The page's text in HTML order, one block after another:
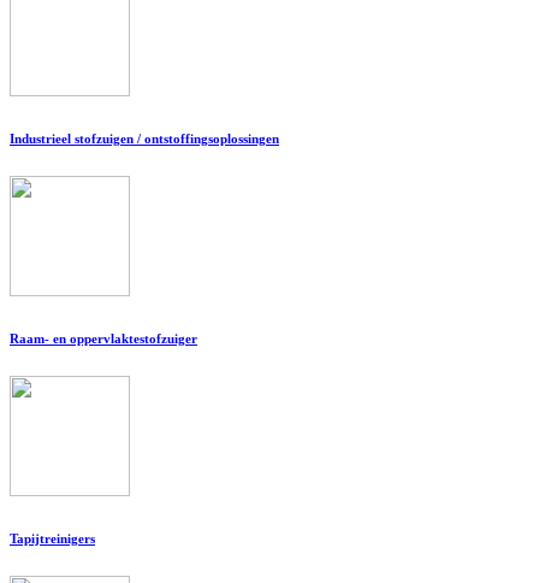
Industrieel stofzuigen / ontstoffingsoplossingen
Raam- en oppervlaktestofzuiger
Tapijtreinigers